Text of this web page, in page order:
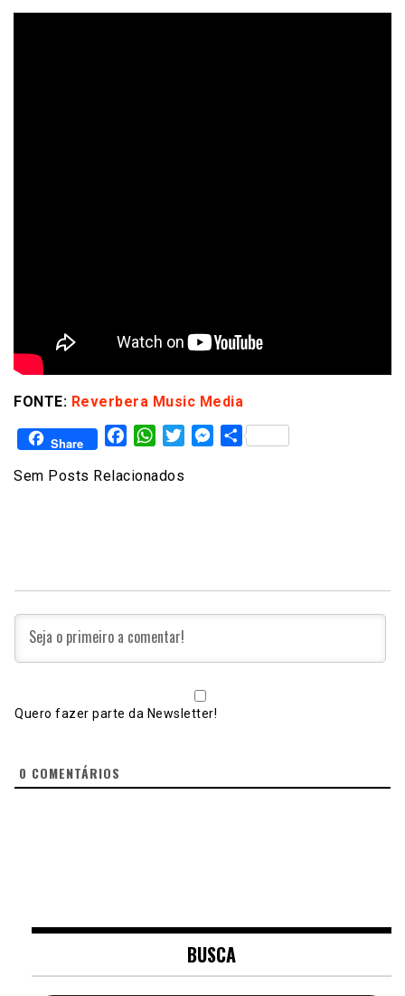
FONTE: Reverbera Music Media
Share FacebookWhatsAppTwitterMessenger
Share
Sem Posts Relacionados
Quero fazer parte da Newsletter!
0 COMENTÁRIOS
BUSCA